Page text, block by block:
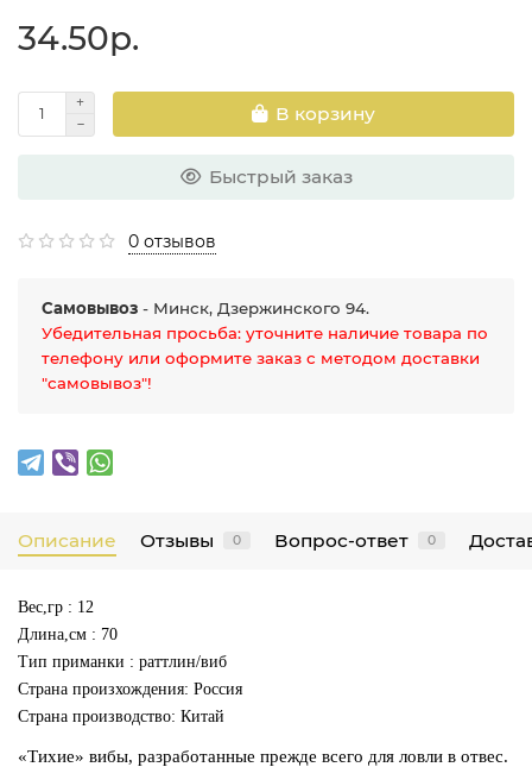
34.50р.
В корзину
Быстрый заказ
0 отзывов
Самовывоз - Минск, Дзержинского 94.
Убедительная просьба: уточните наличие товара по
телефону или оформите заказ с методом доставки
"самовывоз"!
Описание Отзывы 0 Вопрос-ответ 0
Вес,гр : 12
Длина,см : 70
Тип приманки : раттлин/виб
Страна произхождения: Россия
Страна производство: Китай
«Тихие» вибы, разработанные прежде всего для ловли в отвес.